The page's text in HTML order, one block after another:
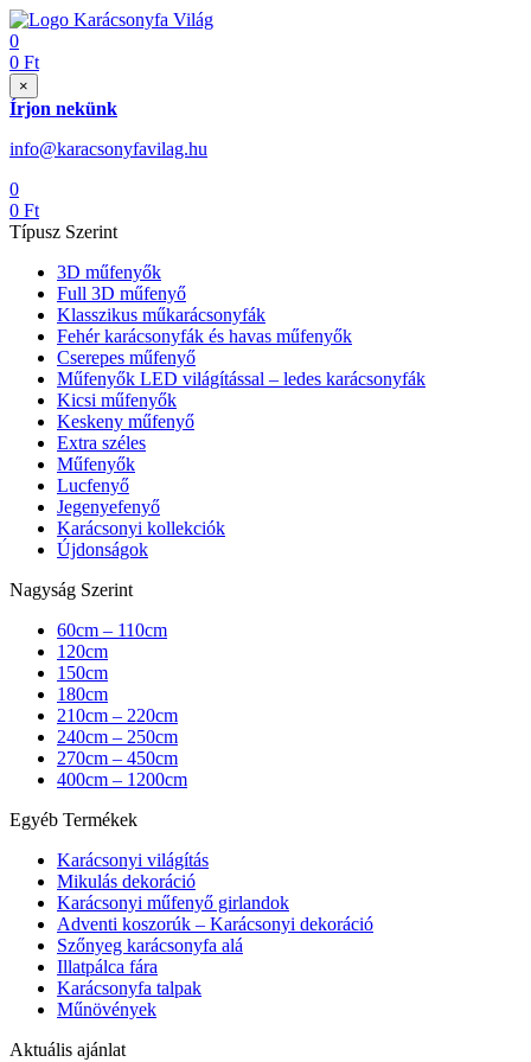
0
0 Ft
×
Írjon nekünk
info@karacsonyfavilag.hu
0
0 Ft
Típusz Szerint
3D műfenyők
Full 3D műfenyő
Klasszikus műkarácsonyfák
Fehér karácsonyfák és havas műfenyők
Cserepes műfenyő
Műfenyők LED világítással – ledes karácsonyfák
Kicsi műfenyők
Keskeny műfenyő
Extra széles
Műfenyők
Lucfenyő
Jegenyefenyő
Karácsonyi kollekciók
Újdonságok
Nagyság Szerint
60cm – 110cm
120cm
150cm
180cm
210cm – 220cm
240cm – 250cm
270cm – 450cm
400cm – 1200cm
Egyéb Termékek
Karácsonyi világítás
Mikulás dekoráció
Karácsonyi műfenyő girlandok
Adventi koszorúk – Karácsonyi dekoráció
Szőnyeg karácsonyfa alá
Illatpálca fára
Karácsonyfa talpak
Műnövények
Aktuális ajánlat